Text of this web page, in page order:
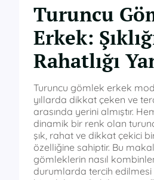
Turuncu
Erkek:
Rahatlığı
Turuncu gömlek erkek
yıllarda dikkat çeken ve
arasında yerini almıştır.
dinamik bir renk olan
şık, rahat ve dikkat çekici
özelliğine sahiptir. Bu
gömleklerin nasıl
durumlarda tercih